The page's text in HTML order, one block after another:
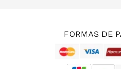
FORMAS DE